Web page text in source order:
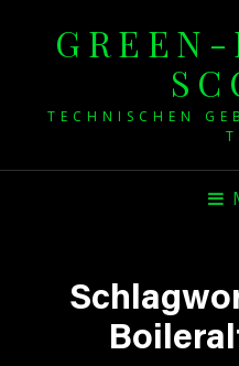
TECHNISCHEN